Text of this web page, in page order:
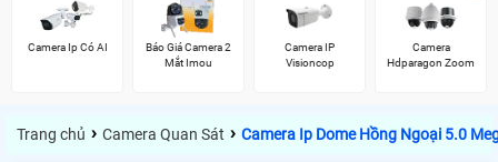
Camera Ip Có AI
Báo Giá Camera 2
Mắt Imou
Camera IP
Visioncop
Camera
Hdparagon Zoom
Trang chủ › Camera Quan Sát › Camera Ip Dome Hồng Ngoại 5.0